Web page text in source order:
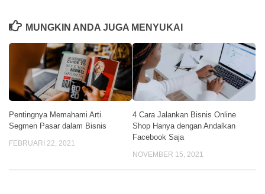
MUNGKIN ANDA JUGA MENYUKAI
Pentingnya Memahami Arti
Segmen Pasar dalam Bisnis
FEBRUARI 22, 2021
4 Cara Jalankan Bisnis Online
Shop Hanya dengan Andalkan
Facebook Saja
NOVEMBER 15, 2021